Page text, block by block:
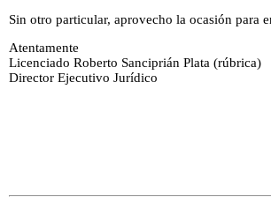
Sin otro particular, aprovecho la ocasión para
Atentamente
Licenciado Roberto Sanciprián Plata (rúbrica)
Director Ejecutivo Jurídico